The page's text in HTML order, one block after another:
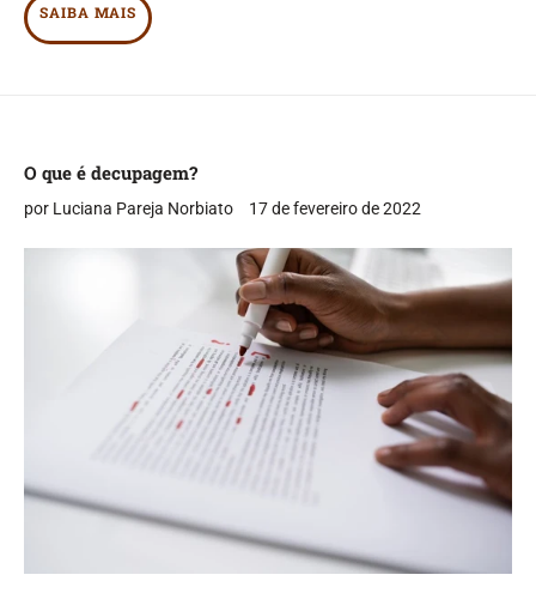
SAIBA MAIS
O que é decupagem?
por Luciana Pareja Norbiato 17 de fevereiro de 2022